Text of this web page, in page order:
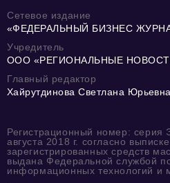
Сетевое издание
«ФЕДЕРАЛЬНЫЙ БИЗНЕС
Учредитель
ООО «РЕГИОНАЛЬНЫЕ
Главный редактор
Хайрутдинова Светлана Юрьевна
Регистрационный номер:
августа 2018 г. согласно
зарегистрированных средств
выдана Федеральной службой
информационных технологий и